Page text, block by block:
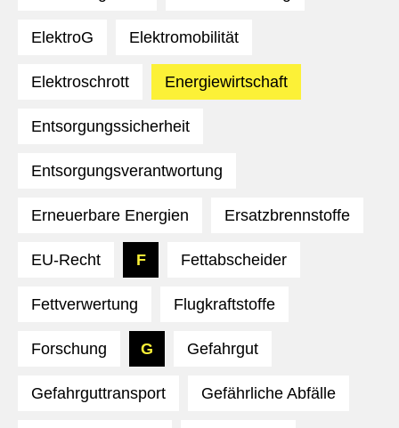
ElektroG Elektromobilität
Elektroschrott Energiewirtschaft
Entsorgungssicherheit
Entsorgungsverantwortung
Erneuerbare Energien Ersatzbrennstoffe
EU-Recht F Fettabscheider
Fettverwertung Flugkraftstoffe
Forschung G Gefahrgut
Gefahrguttransport Gefährliche Abfälle